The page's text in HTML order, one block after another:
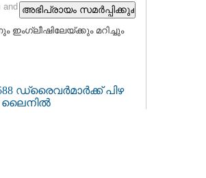
and
മറിച്ചും
ഡ്രൈവർമാർക്ക് പിഴ
ലൈനില്‍